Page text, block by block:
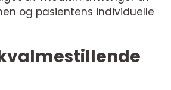
og pasientens individuelle